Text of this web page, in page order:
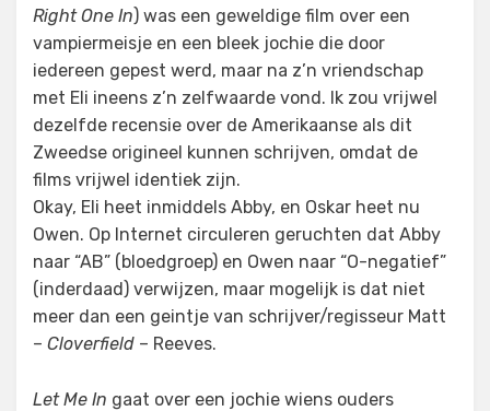
Right One In) was een geweldige film over een
vampiermeisje en een bleek jochie die door
iedereen gepest werd, maar na z’n vriendschap
met Eli ineens z’n zelfwaarde vond. Ik zou vrijwel
dezelfde recensie over de Amerikaanse als dit
Zweedse origineel kunnen schrijven, omdat de
films vrijwel identiek zijn.
Okay, Eli heet inmiddels Abby, en Oskar heet nu
Owen. Op Internet circuleren geruchten dat Abby
naar “AB” (bloedgroep) en Owen naar “O-negatief”
(inderdaad) verwijzen, maar mogelijk is dat niet
meer dan een geintje van schrijver/regisseur Matt
– Cloverfield – Reeves.
Let Me In gaat over een jochie wiens ouders